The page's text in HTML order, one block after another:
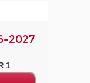
2027
1